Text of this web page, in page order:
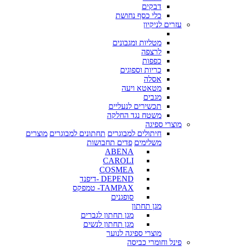
דבקים
כלי כסף נחושת
עזרים לניקיון
מטליות ומגבונים
לרצפה
כפפות
כריות וספוגים
אסלה
מטאטא ויעה
מגבים
תכשירים לנעליים
משטח נגד החלקה
מוצרי ספיגה
חיתולים למבוגרים תחתונים למבוגרים מוצרים
משלימים פדים תחבושות
ABENA
CAROLI
COSMEA
DEPEND -דיפנד
TAMPAX- טמפקס
סופגנים
מגן תחתון
מגן תחתון לגברים
מגן תחתון לנשים
מוצרי ספיגה לנוער
פינל וחומרי כביסה